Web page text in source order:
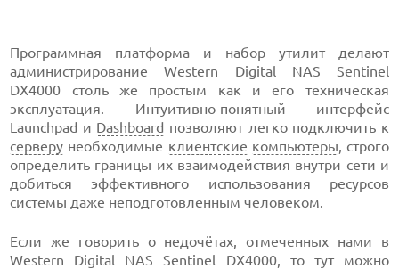
Программная платформа и набор утилит делают
администрирование Western Digital NAS Sentinel
DX4000 столь же простым как и его техническая
эксплуатация. Интуитивно-понятный интерфейс
Launchpad и Dashboard позволяют легко подключить к
серверу необходимые клиентские компьютеры, строго
определить границы их взаимодействия внутри сети и
добиться эффективного использования ресурсов
системы даже неподготовленным человеком.
Если же говорить о недочётах, отмеченных нами в
Western Digital NAS Sentinel DX4000, то тут можно